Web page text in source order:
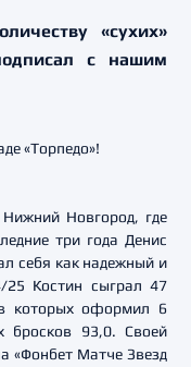
«сухих»
с нашим
Новгород, где
три года Денис
себя как надежный и
25 Костин сыграл 47
которых оформил 6
бросков 93,0. Своей
«Фонбет Матче Звезд